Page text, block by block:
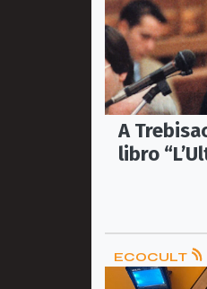
A
libro
Lo
ECOCULT